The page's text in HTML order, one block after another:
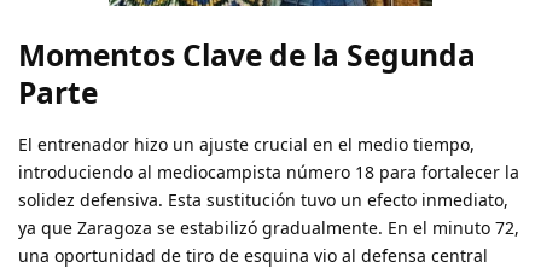
Momentos Clave de la Segunda
Parte
El entrenador hizo un ajuste crucial en el medio tiempo,
introduciendo al mediocampista número 18 para fortalecer la
solidez defensiva. Esta sustitución tuvo un efecto inmediato,
ya que Zaragoza se estabilizó gradualmente. En el minuto 72,
una oportunidad de tiro de esquina vio al defensa central